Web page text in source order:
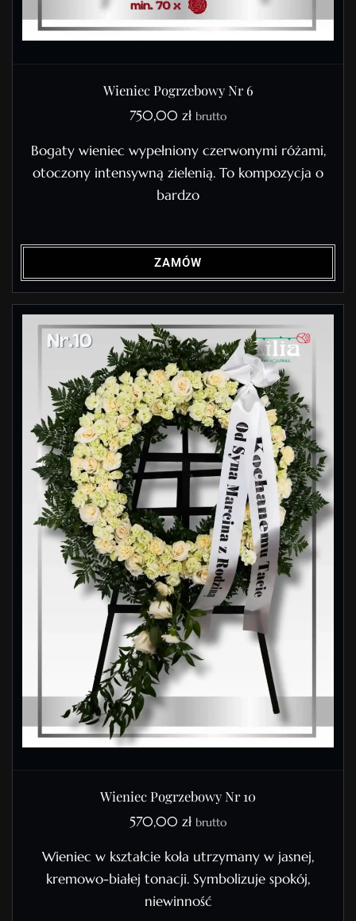
Wieniec Pogrzebowy Nr 6
750,00 zł brutto
Bogaty wieniec wypełniony czerwonymi różami,
otoczony intensywną zielenią. To kompozycja o
bardzo
ZAMÓW
Wieniec Pogrzebowy Nr 10
570,00 zł brutto
Wieniec w kształcie koła utrzymany w jasnej,
kremowo-białej tonacji. Symbolizuje spokój,
niewinność